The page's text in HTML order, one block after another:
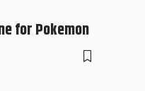
for Pokemon